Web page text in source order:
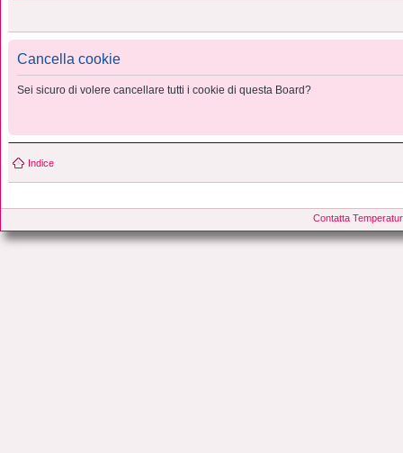
Cancella cookie
Sei sicuro di volere cancellare tutti i cookie di questa Board?
Indice
Contatta